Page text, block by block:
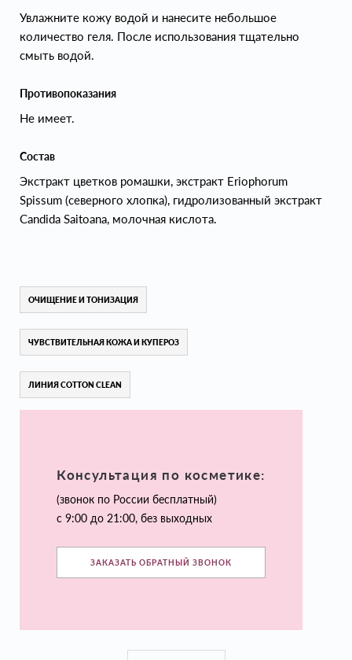
Увлажните кожу водой и нанесите небольшое
количество геля. После использования тщательно
смыть водой.
Противопоказания
Не имеет.
Состав
Экстракт цветков ромашки, экстракт Eriophorum
Spissum (северного хлопка), гидролизованный экстракт
Candida Saitoana, молочная кислота.
ОЧИЩЕНИЕ И ТОНИЗАЦИЯ
ЧУВСТВИТЕЛЬНАЯ КОЖА И КУПЕРОЗ
ЛИНИЯ COTTON CLEAN
Консультация по косметике:
(звонок по России бесплатный)
с 9:00 до 21:00, без выходных
ЗАКАЗАТЬ ОБРАТНЫЙ ЗВОНОК